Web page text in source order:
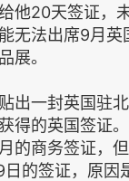
他20天签证，
无法出席9月英
展。
出一封英国驻
得的英国签证
的商务签证，
的签证，原因